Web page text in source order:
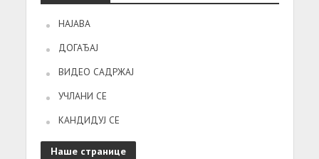
НАЈАВА
ДОГАЂАЈ
ВИДЕО САДРЖАЈ
УЧЛАНИ СЕ
КАНДИДУЈ СЕ
Наше странице